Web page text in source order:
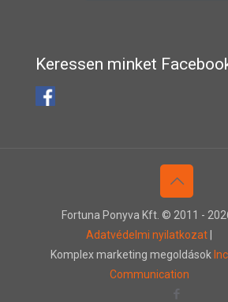
Keressen minket
Fortuna Ponyva Kft. © 2011 -
Adatvédelmi nyilatkozat
Komplex marketing megoldások
Communication